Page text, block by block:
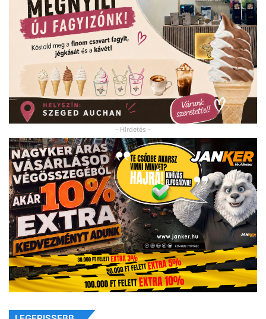
- Hirdetés -